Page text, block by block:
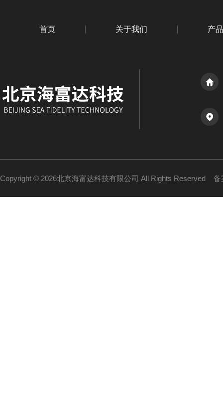
首页 关于我们 产
Copyright © 2026北京海富达科技有限公司 All Rights Reserved 备